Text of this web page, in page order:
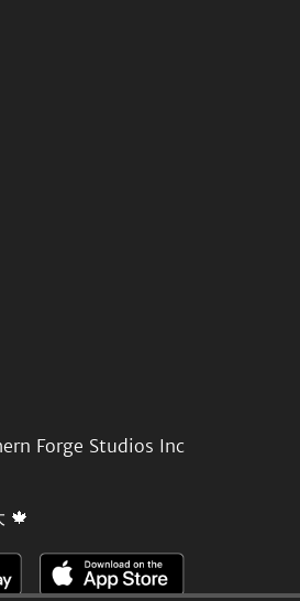
Forge Studios Inc
🍁